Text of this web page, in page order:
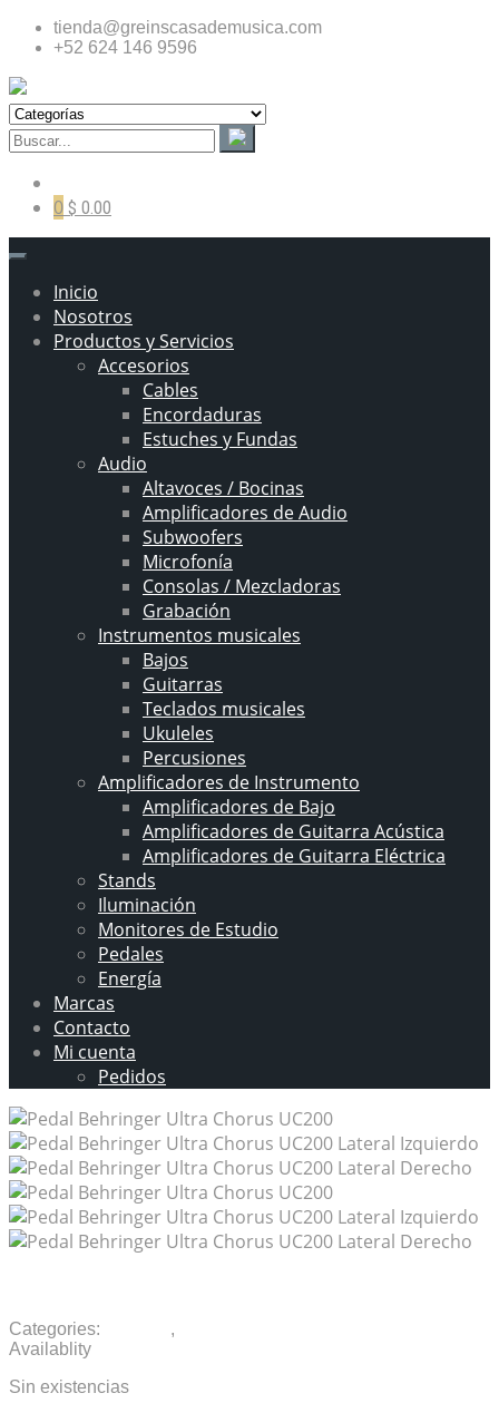
tienda@greinscasademusica.com
+52 624 146 9596
0 $ 0.00
Inicio
Nosotros
Productos y Servicios
Accesorios
Cables
Encordaduras
Estuches y Fundas
Audio
Altavoces / Bocinas
Amplificadores de Audio
Subwoofers
Microfonía
Consolas / Mezcladoras
Grabación
Instrumentos musicales
Bajos
Guitarras
Teclados musicales
Ukuleles
Percusiones
Amplificadores de Instrumento
Amplificadores de Bajo
Amplificadores de Guitarra Acústica
Amplificadores de Guitarra Eléctrica
Stands
Iluminación
Monitores de Estudio
Pedales
Energía
Marcas
Contacto
Mi cuenta
Pedidos
Categories: ,
Availablity
Sin existencias